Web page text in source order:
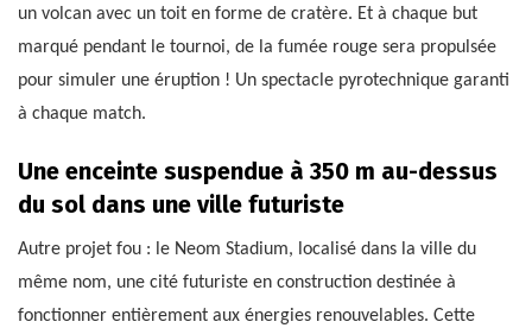
un volcan avec un toit en forme de cratère. Et à chaque but
marqué pendant le tournoi, de la fumée rouge sera propulsée
pour simuler une éruption ! Un spectacle pyrotechnique garanti
à chaque match.
Une enceinte suspendue à 350 m au-dessus
du sol dans une ville futuriste
Autre projet fou : le Neom Stadium, localisé dans la ville du
même nom, une cité futuriste en construction destinée à
fonctionner entièrement aux énergies renouvelables. Cette